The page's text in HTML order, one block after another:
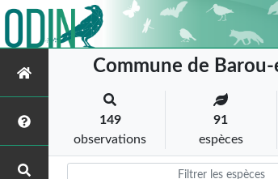
Commune de
149
observations
91
espèces